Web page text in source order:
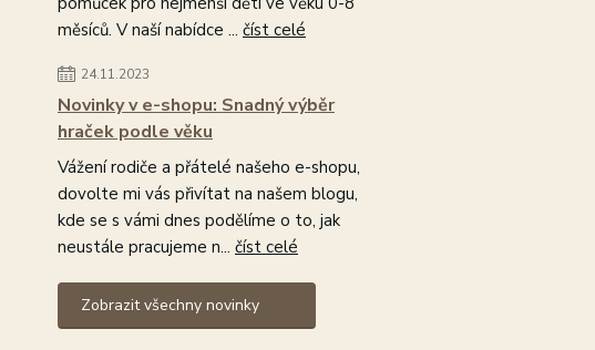
měsíců. V naší nabídce ... číst celé
24.11.2023
Novinky v e-shopu: Snadný výběr
hraček podle věku
Vážení rodiče a přátelé našeho e-shopu,
dovolte mi vás přivítat na našem blogu,
kde se s vámi dnes podělíme o to, jak
neustále pracujeme n... číst celé
Zobrazit všechny novinky